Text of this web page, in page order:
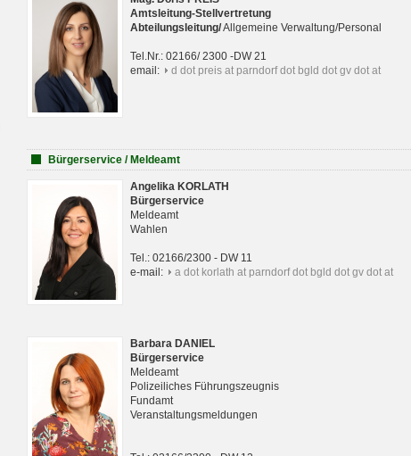
Amtsleitung-Stellvertretung
Abteilungsleitung/Allgemeine Verwaltung/Personal
Tel.Nr.: 02166/ 2300 -DW 21
email:
d dot preis at parndorf dot bgld dot gv dot at
Bürgerservice / Meldeamt
Angelika KORLATH
Bürgerservice
Meldeamt
Wahlen
Tel.: 02166/2300 - DW 11
e-mail:
a dot korlath at parndorf dot bgld dot gv dot at
Barbara DANIEL
Bürgerservice
Meldeamt
Polizeiliches Führungszeugnis
Fundamt
Veranstaltungsmeldungen